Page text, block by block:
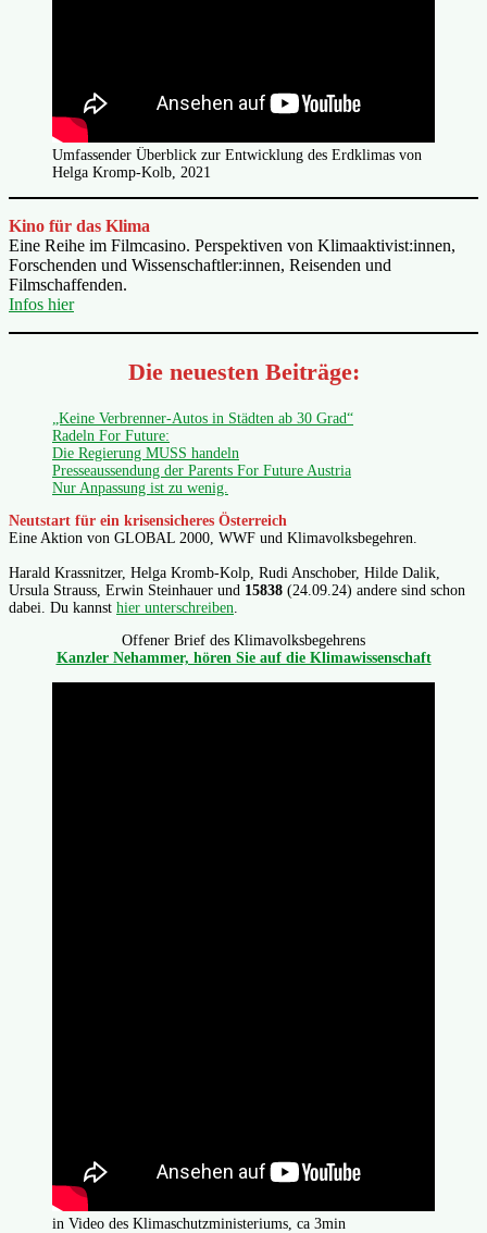
Umfassender Überblick zur Entwicklung des Erdklimas von
Helga Kromp-Kolb, 2021
Kino für das Klima
Eine Reihe im Filmcasino. Perspektiven von Klimaaktivist:innen,
Forschenden und Wissenschaftler:innen, Reisenden und
Filmschaffenden.
Infos hier
Die neuesten Beiträge:
„Keine Verbrenner-Autos in Städten ab 30 Grad“
Radeln For Future:
Die Regierung MUSS handeln
Presseaussendung der Parents For Future Austria
Nur Anpassung ist zu wenig.
Neutstart für ein krisensicheres Österreich
Eine Aktion von GLOBAL 2000, WWF und Klimavolksbegehren.
Harald Krassnitzer, Helga Kromb-Kolp, Rudi Anschober, Hilde Dalik,
Ursula Strauss, Erwin Steinhauer und 15838 (24.09.24) andere sind schon
dabei. Du kannst hier unterschreiben
Offener Brief des Klimavolksbegehrens
Kanzler Nehammer, hören Sie auf die Klimawissenschaft
in Video des Klimaschutzministeriums, ca 3min